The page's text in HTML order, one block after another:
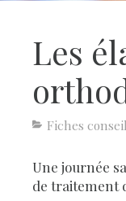
Les
Fiches
Une journée
de traitement